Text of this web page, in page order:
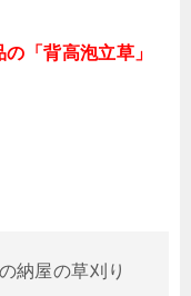
の「背高泡立草」
納屋の草刈り